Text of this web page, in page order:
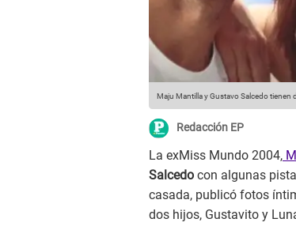
Maju Mantilla y Gustavo Salcedo tienen
Redacción EP
La exMiss Mundo 2004,
Salcedo con algunas
casada, publicó fotos
dos hijos, Gustavito y